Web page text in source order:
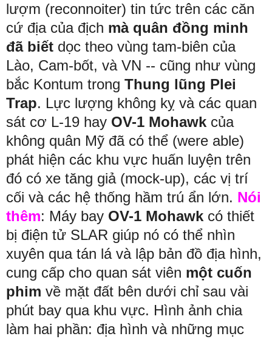
lượm (reconnoiter) tin tức trên các căn
cứ địa của địch mà quân đồng minh
đã biết dọc theo vùng tam-biên của
Lào, Cam-bốt, và VN -- cũng như vùng
bắc Kontum trong Thung lũng Plei
Trap. Lực lượng không kỵ và các quan
sát cơ L-19 hay OV-1 Mohawk của
không quân Mỹ đã có thể (were able)
phát hiện các khu vực huấn luyện trên
đó có xe tăng giả (mock-up), các vị trí
cối và các hệ thống hầm trú ẩn lớn. Nói
thêm: Máy bay OV-1 Mohawk có thiết
bị điện tử SLAR giúp nó có thể nhìn
xuyên qua tán lá và lập bản đồ địa hình,
cung cấp cho quan sát viên một cuốn
phim về mặt đất bên dưới chỉ sau vài
phút bay qua khu vực. Hình ảnh chia
làm hai phần: địa hình và những mục